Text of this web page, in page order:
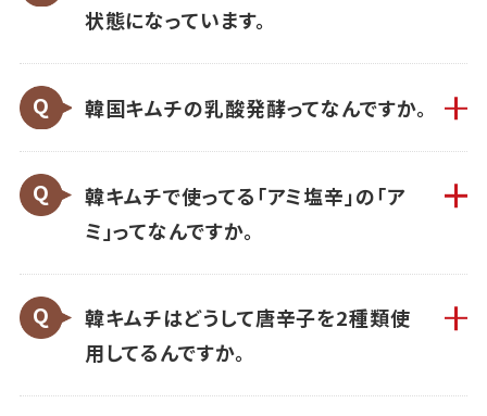
状態になっています。
韓国キムチの乳酸発酵ってなんですか。
韓キムチで使ってる「アミ塩辛」の「ア
ミ」ってなんですか。
韓キムチはどうして唐辛子を2種類使
用してるんですか。